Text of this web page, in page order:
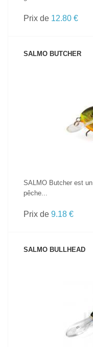
Prix de 12.80 €
SALMO BUTCHER
SALMO Butcher est
pêche...
Prix de 9.18 €
SALMO BULLHEAD